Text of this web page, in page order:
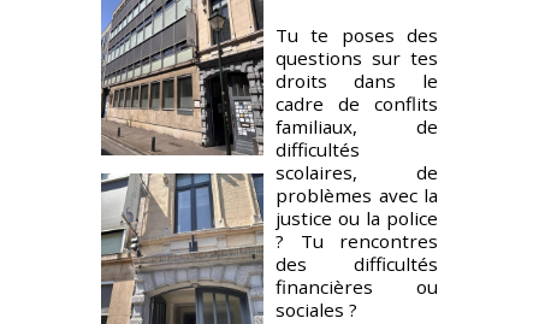
MERCREDI
9h – 12h30
13h-17h
14h – 18h*
JEUDI – – –
Tu te poses des
questions sur tes
droits dans le
cadre de conflits
familiaux, de
difficultés
scolaires, de
problèmes avec la
justice ou la police
? Tu rencontres
des difficultés
financières ou
sociales ?